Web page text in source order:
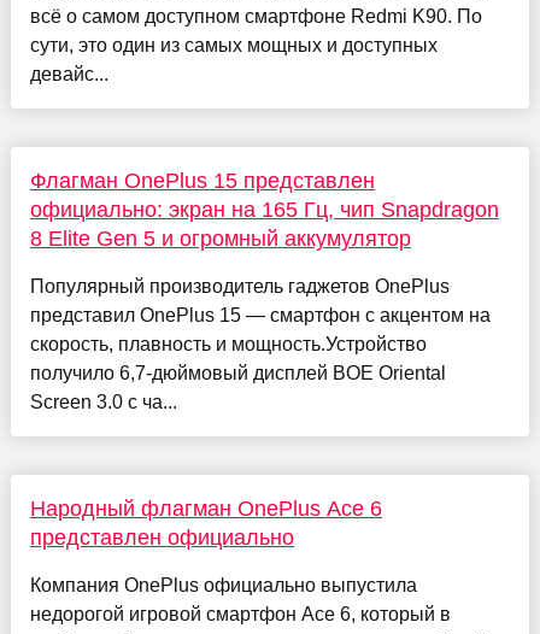
всё о самом доступном смартфоне Redmi K90. По
сути, это один из самых мощных и доступных
девайс...
Флагман OnePlus 15 представлен
официально: экран на 165 Гц, чип Snapdragon
8 Elite Gen 5 и огромный аккумулятор
Популярный производитель гаджетов OnePlus
представил OnePlus 15 — смартфон с акцентом на
скорость, плавность и мощность.Устройство
получило 6,7-дюймовый дисплей BOE Oriental
Screen 3.0 с ча...
Народный флагман OnePlus Ace 6
представлен официально
Компания OnePlus официально выпустила
недорогой игровой смартфон Ace 6, который в